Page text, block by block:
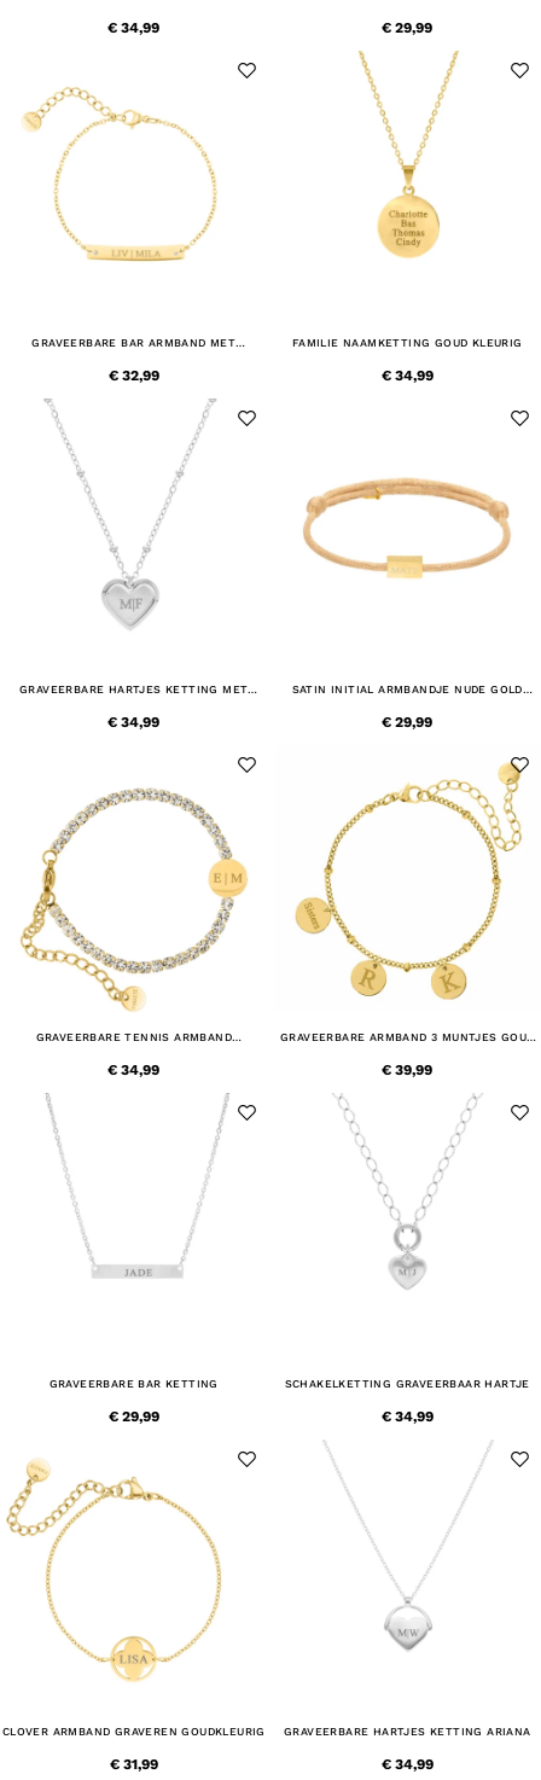
€ 34,99 € 29,99
GRAVEERBARE BAR ARMBAND MET
€ 32,99
FAMILIE NAAMKETTING GOUD KLEURIG
€ 34,99
GRAVEERBARE HARTJES KETTING MET
€ 34,99
SATIN INITIAL ARMBANDJE NUDE GOLD
€ 29,99
GRAVEERBARE TENNIS ARMBAND
€ 34,99
GRAVEERBARE ARMBAND 3 MUNTJES GOUD
€ 39,99
GRAVEERBARE BAR KETTING
€ 29,99
SCHAKELKETTING GRAVEERBAAR HARTJE
€ 34,99
CLOVER ARMBAND GRAVEREN GOUDKLEURIG
€ 31,99
GRAVEERBARE HARTJES KETTING ARIANA
€ 34,99